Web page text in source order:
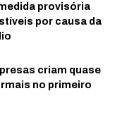
provisória
por causa da
criam quase
no primeiro